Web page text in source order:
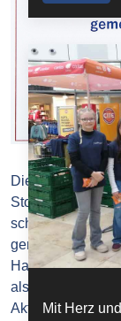
Mit Herz
Die Stadt
Stolpersteine"
schreibt ein
Hampp, die den
als
Aktion beteiligt